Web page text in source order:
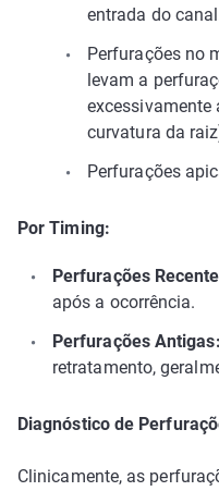
entrada do
Perfurações no
levam a
curvatura da
Perfurações
Por Timing:
Perfurações
após a ocorrência.
Perfurações Antigas:
retratamento,
Diagnóstico de
Clinicamente, as